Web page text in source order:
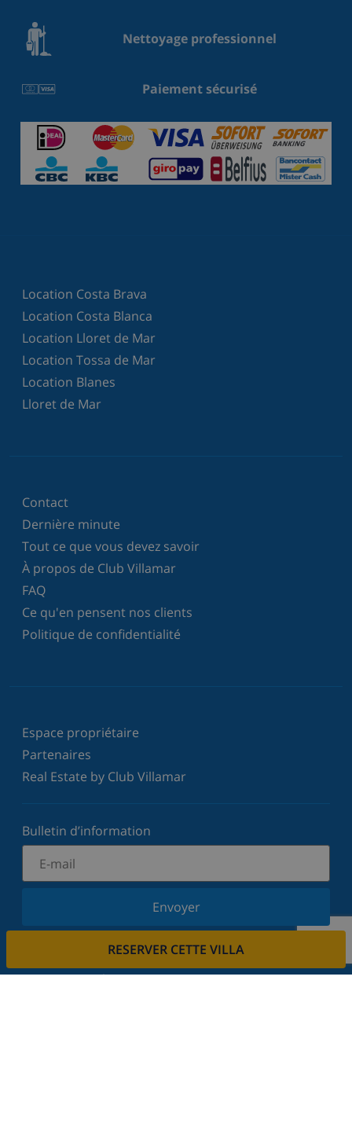
RESERVER CETTE VILLA
Nettoyage professionnel
Paiement sécurisé
Location Costa Brava
Location Costa Blanca
Location Lloret de Mar
Location Tossa de Mar
Location Blanes
Lloret de Mar
Contact
Dernière minute
Tout ce que vous devez savoir
À propos de Club Villamar
FAQ
Ce qu'en pensent nos clients
Politique de confidentialité
Espace propriétaire
Partenaires
Real Estate by Club Villamar
Bulletin d’information
Envoyer
Inscrivez-vous à notre newsletter et restez informé
votre vie privée.